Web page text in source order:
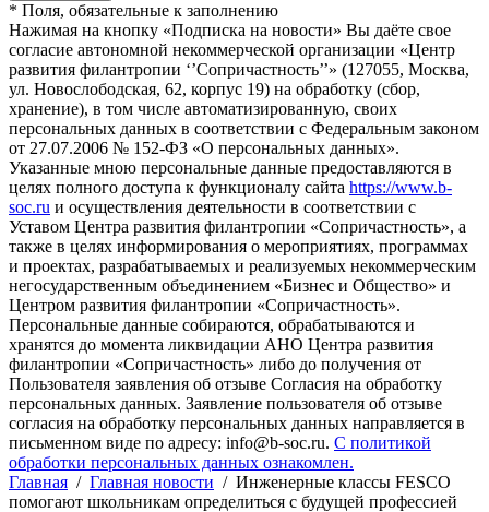
* Поля, обязательные к заполнению
Нажимая на кнопку «Подписка на новости» Вы даёте свое
согласие автономной некоммерческой организации «Центр
развития филантропии ‘’Сопричастность’’» (127055, Москва,
ул. Новослободская, 62, корпус 19) на обработку (сбор,
хранение), в том числе автоматизированную, своих
персональных данных в соответствии с Федеральным законом
от 27.07.2006 № 152-ФЗ «О персональных данных».
Указанные мною персональные данные предоставляются в
целях полного доступа к функционалу сайта https://www.b-
soc.ru и осуществления деятельности в соответствии с
Уставом Центра развития филантропии «Сопричастность», а
также в целях информирования о мероприятиях, программах
и проектах, разрабатываемых и реализуемых некоммерческим
негосударственным объединением «Бизнес и Общество» и
Центром развития филантропии «Сопричастность».
Персональные данные собираются, обрабатываются и
хранятся до момента ликвидации АНО Центра развития
филантропии «Сопричастность» либо до получения от
Пользователя заявления об отзыве Согласия на обработку
персональных данных. Заявление пользователя об отзыве
согласия на обработку персональных данных направляется в
письменном виде по адресу: info@b-soc.ru. С политикой
обработки персональных данных ознакомлен.
Главная / Главная новости / Инженерные классы FESCO
помогают школьникам определиться с будущей профессией